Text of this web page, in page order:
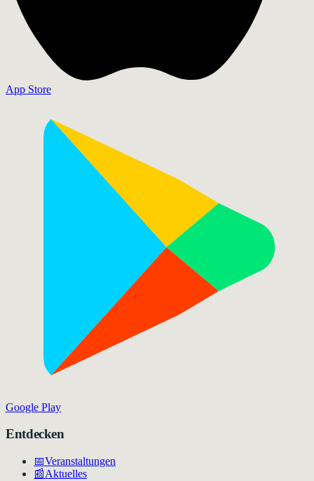
App Store
Google Play
Entdecken
📅Veranstaltungen
📰Aktuelles